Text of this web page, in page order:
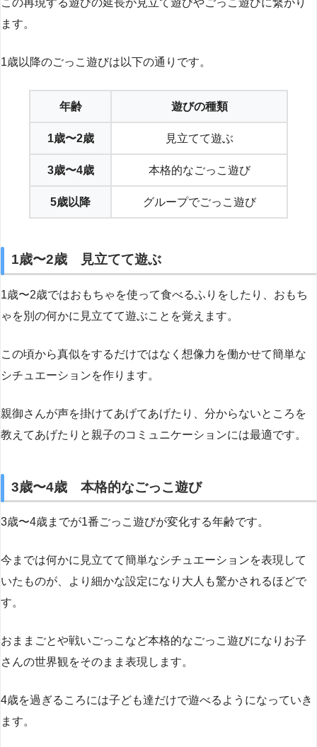
ます。
1歳以降のごっこ遊びは以下の通りです。
年齢 遊びの種類
1歳〜2歳 見立てて遊ぶ
3歳〜4歳 本格的なごっこ遊び
5歳以降 グループでごっこ遊び
1歳〜2歳 見立てて遊ぶ
1歳〜2歳ではおもちゃを使って食べるふりをしたり、おもち
ゃを別の何かに見立てて遊ぶことを覚えます。
この頃から真似をするだけではなく想像力を働かせて簡単な
シチュエーションを作ります。
親御さんが声を掛けてあげてあげたり、分からないところを
教えてあげたりと親子のコミュニケーションには最適です。
3歳〜4歳 本格的なごっこ遊び
3歳〜4歳までが1番ごっこ遊びが変化する年齢です。
今までは何かに見立てて簡単なシチュエーションを表現して
いたものが、より細かな設定になり大人も驚かされるほどで
す。
おままごとや戦いごっこなど本格的なごっこ遊びになりお子
さんの世界観をそのまま表現します。
4歳を過ぎるころには子ども達だけで遊べるようになっていき
ます。